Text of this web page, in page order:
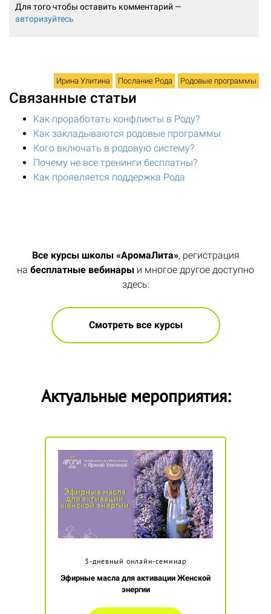
Для того чтобы оставить комментарий —
авторизуйтесь
Ирина Улитина Послание Рода Родовые программы
Связанные статьи
Как проработать конфликты в Роду?
Как закладываются родовые программы
Кого включать в родовую систему?
Почему не все тренинги бесплатны?
Как проявляется поддержка Рода
Все курсы школы «АромаЛита», регистрация
на бесплатные вебинары и многое другое доступно
здесь:
Смотреть все курсы
Актуальные мероприятия:
3-дневный онлайн-семинар
Эфирные масла для активации Женской
энергии